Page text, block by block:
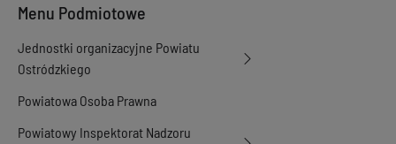
Menu Podmiotowe
Jednostki organizacyjne Powiatu
Ostródzkiego
Powiatowa Osoba Prawna
Powiatowy Inspektorat Nadzoru